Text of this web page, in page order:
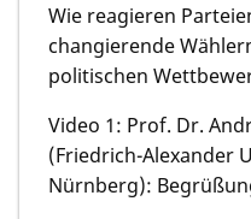
Wie reagieren
changierende
politischen
Video 1: Prof. Dr.
(Friedrich-Alexander
Nürnberg):